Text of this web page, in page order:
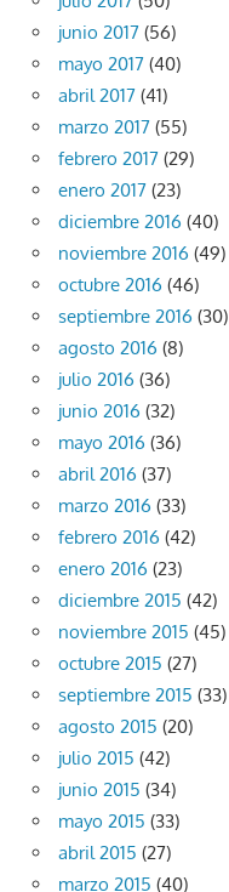
junio 2017 (56)
mayo 2017 (40)
abril 2017 (41)
marzo 2017 (55)
febrero 2017 (29)
enero 2017 (23)
diciembre 2016 (40)
noviembre 2016 (49)
octubre 2016 (46)
septiembre 2016 (30)
agosto 2016 (8)
julio 2016 (36)
junio 2016 (32)
mayo 2016 (36)
abril 2016 (37)
marzo 2016 (33)
febrero 2016 (42)
enero 2016 (23)
diciembre 2015 (42)
noviembre 2015 (45)
octubre 2015 (27)
septiembre 2015 (33)
agosto 2015 (20)
julio 2015 (42)
junio 2015 (34)
mayo 2015 (33)
abril 2015 (27)
marzo 2015 (40)